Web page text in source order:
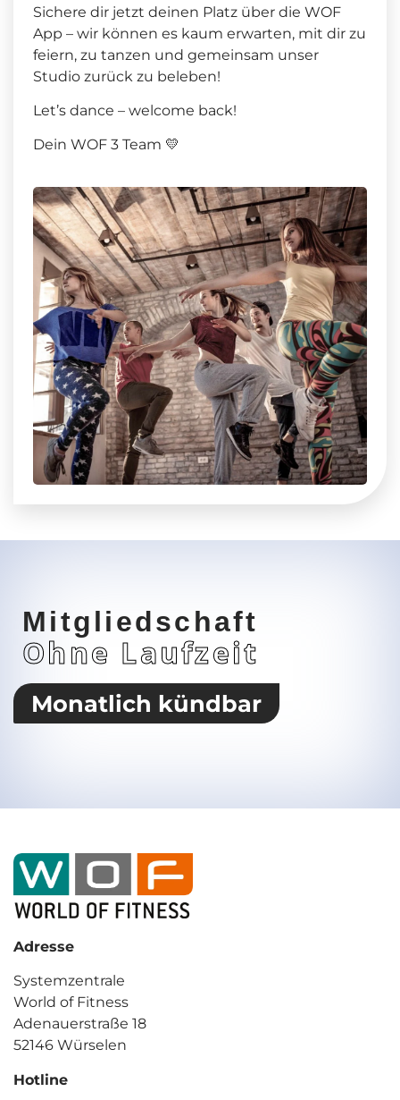
Sichere dir jetzt deinen Platz über die WOF
App – wir können es kaum erwarten, mit dir zu
feiern, zu tanzen und gemeinsam unser
Studio zurück zu beleben!
Let’s dance – welcome back!
Dein WOF 3 Team 💛
Mitgliedschaft
Ohne Laufzeit
Monatlich kündbar
Adresse
Systemzentrale
World of Fitness
Adenauerstraße 18
52146 Würselen
Hotline